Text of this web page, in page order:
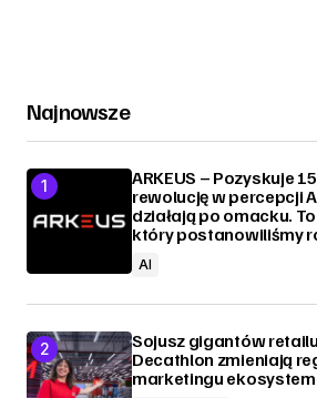
Najnowsze
ARKEUS – Pozyskuje
rewolucję w percepcji
działają po omacku.
który postanowiliśmy
AI
Sojusz gigantów
Decathlon zmieniają
marketingu